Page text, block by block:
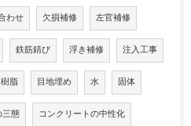
わせ 欠損補修 左官補修
鉄筋錆び 浮き補修 注入工事
脂 目地埋め 水 固体
態 コンクリートの中性化